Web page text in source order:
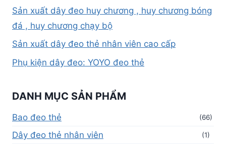
Sản xuất dây đeo huy chương , huy chương bóng
đá , huy chương chạy bộ
Sản xuất dây đeo thẻ nhân viên cao cấp
Phụ kiện dây đeo: YOYO đeo thẻ
DANH MỤC SẢN PHẨM
Bao đeo thẻ (66)
Dây đeo thẻ nhân viên (1)